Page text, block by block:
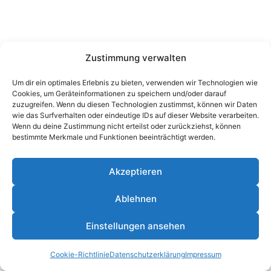
Zustimmung verwalten
Um dir ein optimales Erlebnis zu bieten, verwenden wir Technologien wie
Cookies, um Geräteinformationen zu speichern und/oder darauf
zuzugreifen. Wenn du diesen Technologien zustimmst, können wir Daten
wie das Surfverhalten oder eindeutige IDs auf dieser Website verarbeiten.
Wenn du deine Zustimmung nicht erteilst oder zurückziehst, können
bestimmte Merkmale und Funktionen beeinträchtigt werden.
Akzeptieren
Ablehnen
Einstellungen ansehen
Cookie-RichtlinieDatenschutzerklärungImpressum
© 2026 Janis Nebel - WordPress Theme von
Kadence
WP